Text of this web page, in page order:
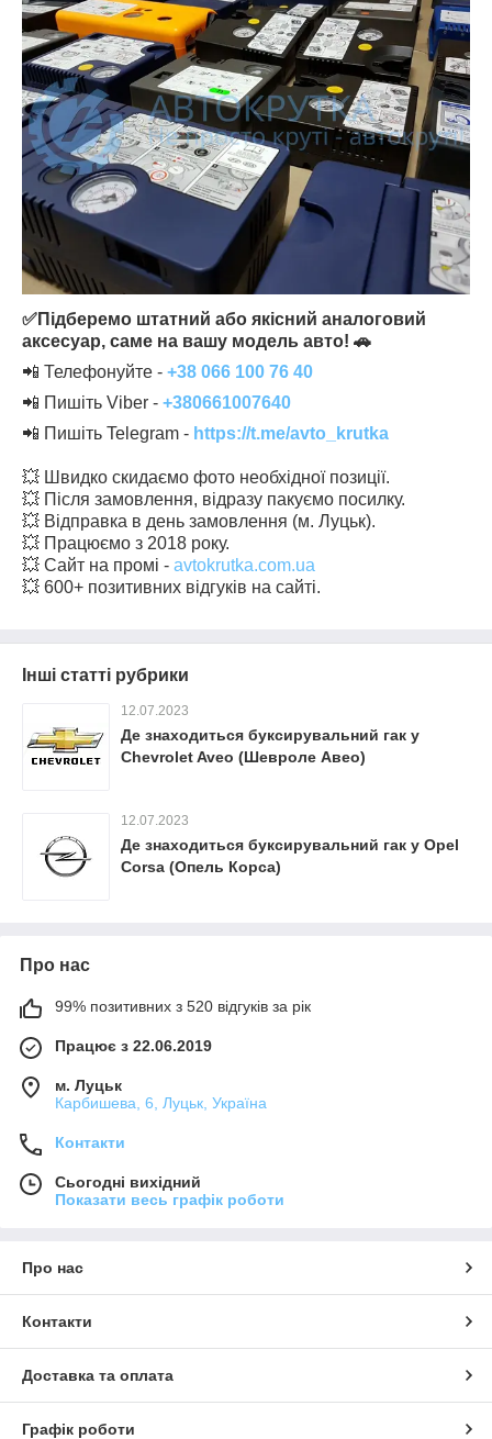
✅Підберемо штатний або якісний аналоговий
аксесуар, саме на вашу модель авто! 🚗
📲 Телефонуйте - +38 066 100 76 40
📲 Пишіть Viber - +380661007640
📲 Пишіть Telegram - https://t.me/avto_krutka
💥 Швидко скидаємо фото необхідної позиції.
💥 Після замовлення, відразу пакуємо посилку.
💥 Відправка в день замовлення (м. Луцьк).
💥 Працюємо з 2018 року.
💥 Сайт на промі - avtokrutka.com.ua
💥 600+ позитивних відгуків на сайті.
Інші статті рубрики
12.07.2023
Де знаходиться буксирувальний гак у
Chevrolet Aveo (Шевроле Авео)
12.07.2023
Де знаходиться буксирувальний гак у Opel
Corsa (Опель Корса)
Про нас
99% позитивних з 520 відгуків за рік
Працює з 22.06.2019
м. Луцьк
Карбишева, 6, Луцьк, Україна
Контакти
Сьогодні вихідний
Показати весь графік роботи
Про нас
Контакти
Доставка та оплата
Графік роботи